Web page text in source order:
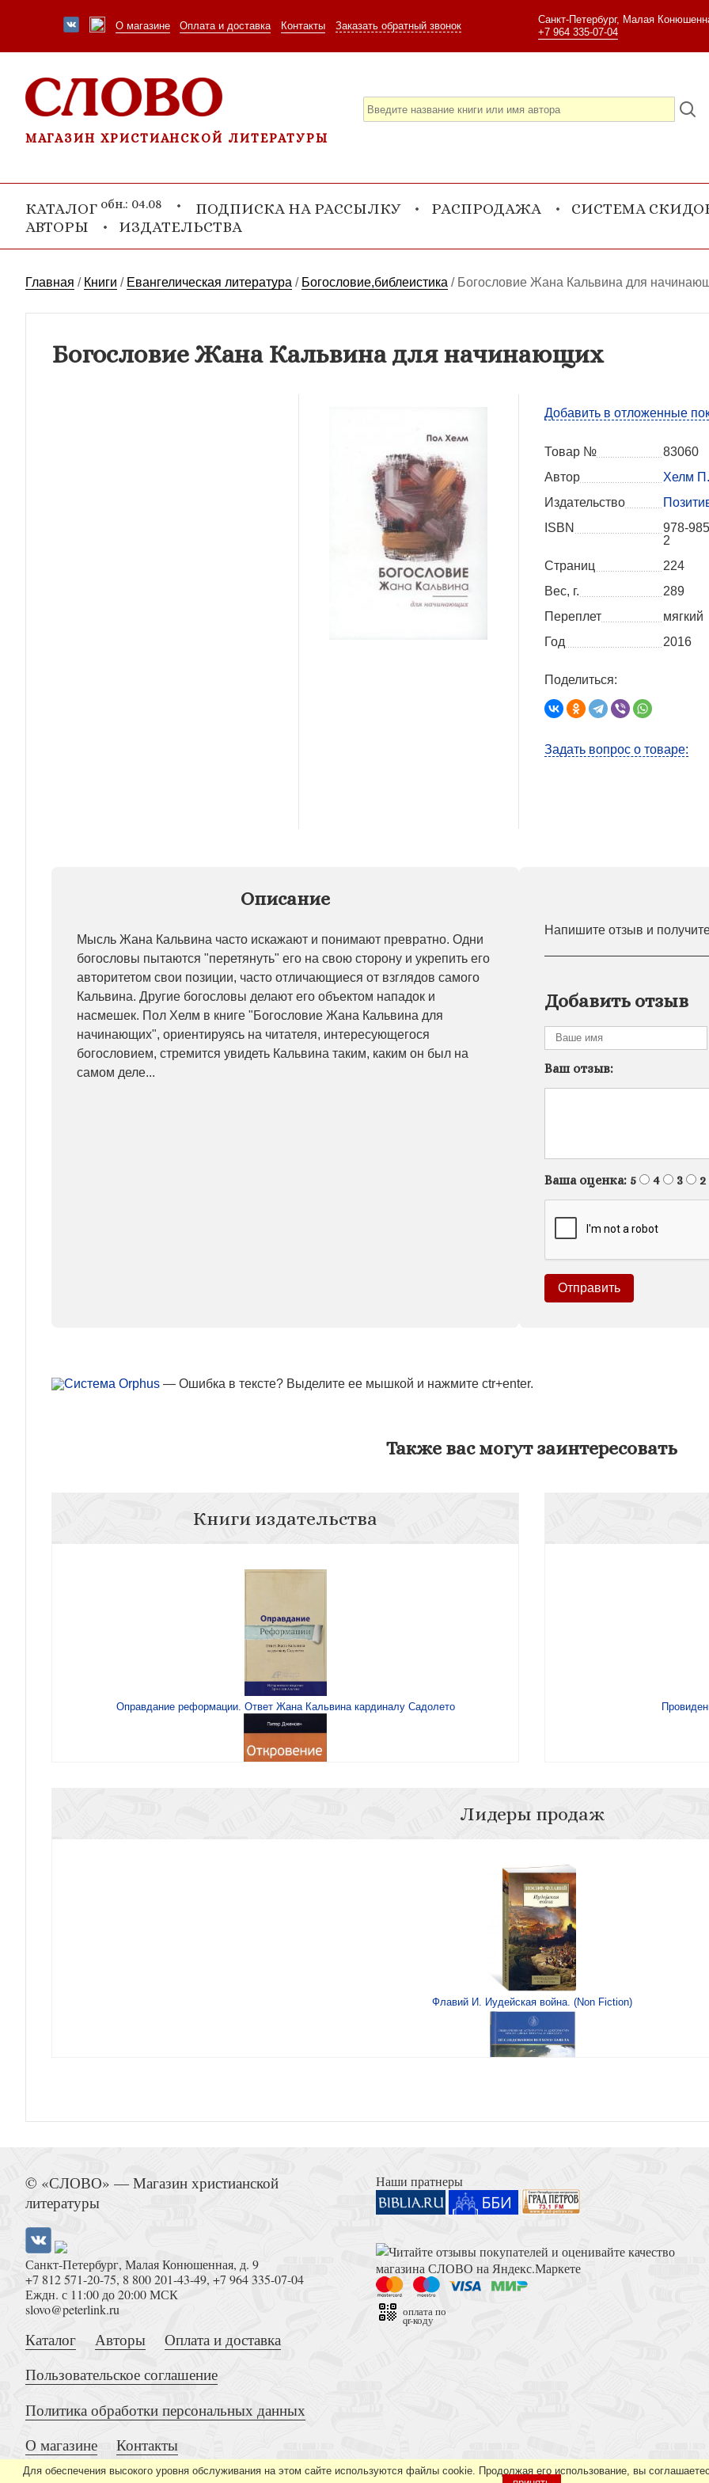
О магазине Оплата и доставка Контакты Заказать обратный звонок
Санкт-Петербург, Малая
+7 964 335-07-04
МАГАЗИН ХРИСТИАНСКОЙ ЛИТЕРАТУРЫ
КАТАЛОГ обн.: 04.08 ПОДПИСКА НА РАССЫЛКУ РАСПРОДАЖА
СИСТЕМА
АВТОРЫ
ИЗДАТЕЛЬСТВА
Главная / Книги / Евангелическая литература / Богословие,библеистика / Богословие Жана Кальвина для
Богословие Жана Кальвина для начинающих
Добавить в отложенные
Товар №
83060
Автор
Хелм П.
Издательство
ISBN
978-
2
Страниц
224
Вес, г.
289
Переплет
мягкий
Год
2016
Поделиться:
Задать вопрос о товаре:
Описание
Мысль Жана Кальвина часто искажают и понимают превратно. Одни
богословы пытаются "перетянуть" его на свою сторону и укрепить его
авторитетом свои позиции, часто отличающиеся от взглядов самого
Кальвина. Другие богословы делают его объектом нападок и
насмешек. Пол Хелм в книге "Богословие Жана Кальвина для
начинающих", ориентируясь на читателя, интересующегося
богословием, стремится увидеть Кальвина таким, каким он был на
самом деле...
Напишите отзыв и
Добавить отзыв
Ваш отзыв:
Ваша оценка: 5 4 3 2
— Ошибка в тексте? Выделите ее мышкой и нажмите ctr+enter.
Также вас могут заинтересовать
Книги издательства
Оправдание реформации. Ответ Жана Кальвина кардиналу Садолето
Личность Христа (Контуры христианского богословия)
Лидеры продаж
Флавий И. Иудейская война. (Non Fiction)
Книга Иисуса Навина
Толкование на Апокалипсис (Тихоний Африканский)
© «СЛОВО» — Магазин христианской
литературы
Санкт-Петербург, Малая Конюшенная, д. 9
+7 812 571-20-75, 8 800 201-43-49, +7 964 335-07-04
Еждн. с 11:00 до 20:00 МСК
slovo@peterlink.ru
Каталог Авторы
Оплата и доставка
Пользовательское соглашение
Политика обработки персональных данных
О магазине
Контакты
Наши пратнеры
оплата по
qr-коду
Для обеспечения высокого уровня обслуживания на этом сайте используются файлы cookie. Продолжая его использование, вы